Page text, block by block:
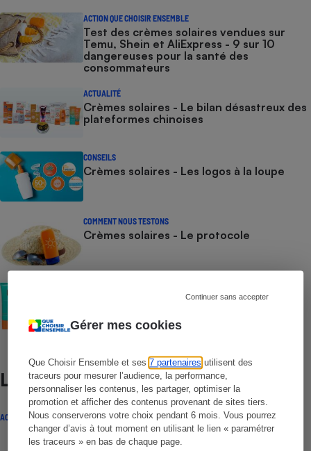
Gérer mes cookies
Que Choisir Ensemble et ses7 partenaires utilisent des
traceurs pour mesurer l’audience, la performance,
personnaliser les contenus, les partager, optimiser la
promotion et afficher des contenus provenant de sites tiers.
Nous conserverons votre choix pendant 6 mois. Vous pourrez
changer d’avis à tout moment en utilisant le lien « paramétrer
les traceurs » en bas de chaque page.
Continuer sans accepter
ACTION QUE CHOISIR ENSEMBLE
Test des crèmes solaires vendues sur
Temu, Shein et AliExpress - 9 sur 10
dangereuses pour la santé des
consommateurs
ACTUALITÉ
Crèmes solaires - Le bilan désastreux des
plateformes chinoises
CONSEILS
Crèmes solaires - Les logos à la loupe
COMMENT NOUS TESTONS
Crèmes solaires - Le protocole
Crèmes solaires visage - Le protocole
Lire aussi
ACTUALITÉ